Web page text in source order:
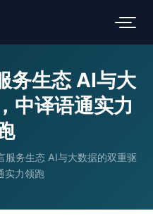
务生态 AI与大
中译语通实力
服务生态 AI与大数据的双重驱
实力领跑